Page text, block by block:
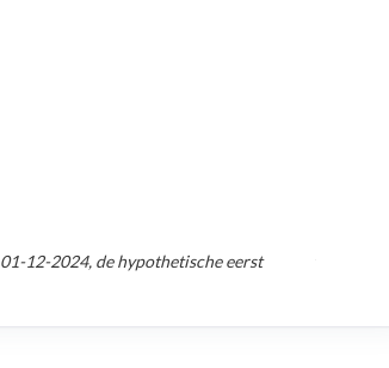
01-12-2024, de hypothetische eerst